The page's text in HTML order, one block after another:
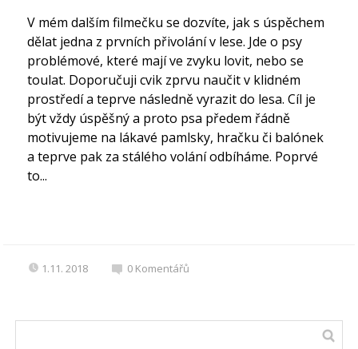
V mém dalším filmečku se dozvíte, jak s úspěchem
dělat jedna z prvních přivolání v lese. Jde o psy
problémové, které mají ve zvyku lovit, nebo se
toulat. Doporučuji cvik zprvu naučit v klidném
prostředí a teprve následně vyrazit do lesa. Cíl je
být vždy úspěšný a proto psa předem řádně
motivujeme na lákavé pamlsky, hračku či balónek
a teprve pak za stálého volání odbíháme. Poprvé
to...
1.11. 2018 0 Komentářů